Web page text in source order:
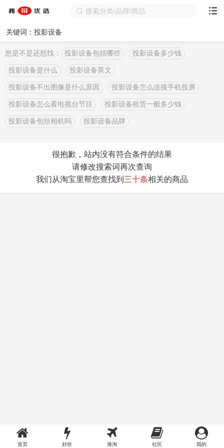
关键词：投影设备
您是不是还想找： 投影设备包括哪些 投影设备多少钱
投影设备是什么 投影设备英文
投影设备不出图像是什么原因 投影设备怎么连接手机投屏
投影设备怎么看电视台节目 投影设备租赁一般多少钱
投影设备包括相机吗 投影设备品牌
很抱歉，站内没有符合条件的结果
请修改搜索词再次查询
我们从淘宝里帮您查找到 三十条相关的商品
首页 好价 海淘 社区 我的